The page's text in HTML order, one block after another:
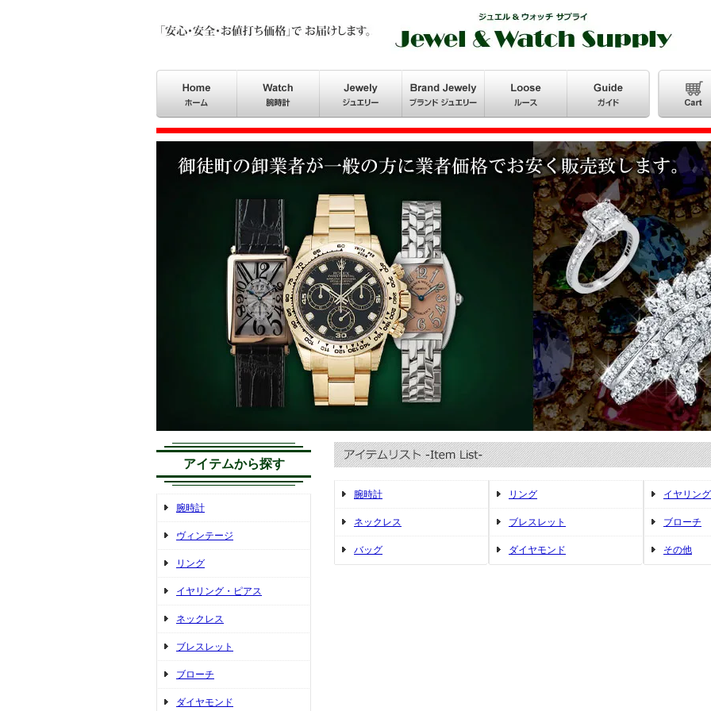
アイテムから探す
腕時計
ヴィンテージ
リング
イヤリング・ピアス
ネックレス
ブレスレット
ブローチ
ダイヤモンド
腕時計 リング イヤリン
ネックレス ブレスレット ブローチ
バッグ ダイヤモンド その他